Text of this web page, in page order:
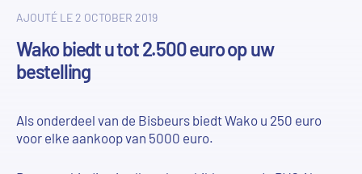
AJOUTÉ LE 2 OCTOBER 2019
Wako biedt u tot 2.500 euro op uw
bestelling
Als onderdeel van de Bisbeurs biedt Wako u 250 euro
voor elke aankoop van 5000 euro.